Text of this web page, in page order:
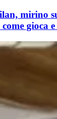
mirino
gioca